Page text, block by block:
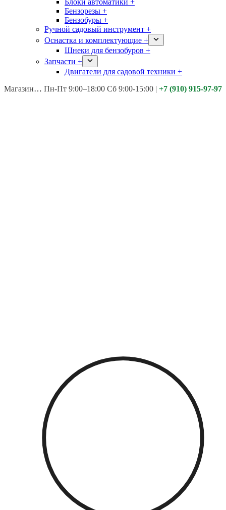
Блоки автоматики +
Бензорезы +
Бензобуры +
Ручной садовый инструмент +
Оснастка и комплектующие +
Шнеки для бензобуров +
Запчасти +
Двигатели для садовой техники +
Магазины: Калуга ул. Московская д.113
Пн-Пт 9:00–18:00 Сб 9:00-15:00 | +7 (910) 915-97-97